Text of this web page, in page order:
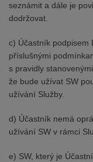
seznámit a dále je
dodržovat.
c) Účastník podpisem
příslušnými
s pravidly
že bude užívat SW
užívání Služby.
d) Účastník nemá
užívání SW v rámci
e) SW, který je